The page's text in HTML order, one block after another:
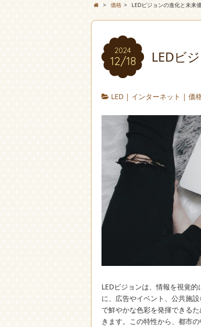
> 価格 > LEDビジョンの進化と未来
2024
12/18 LEDビ
LED | インターネット |価
LEDビジョンは、情報を視覚
に、広告やイベント、公共施
で鮮やかな色彩を発揮できる
きます。この特性から、都市